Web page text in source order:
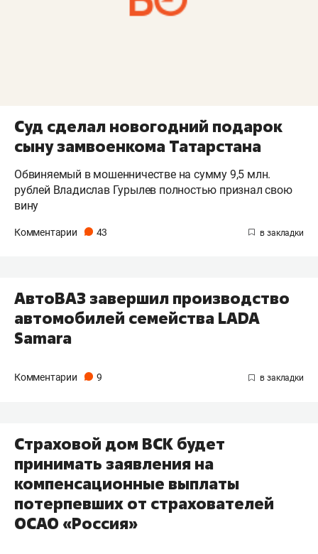
Суд сделал новогодний подарок
сыну замвоенкома Татарстана
Обвиняемый в мошенничестве на сумму 9,5 млн.
рублей Владислав Гурылев полностью признал свою
вину
Комментарии 43
АвтоВАЗ завершил производство
автомобилей семейства LADA
Samara
Комментарии 9
Страховой дом ВСК будет
принимать заявления на
компенсационные выплаты
потерпевших от страхователей
ОСАО «Россия»